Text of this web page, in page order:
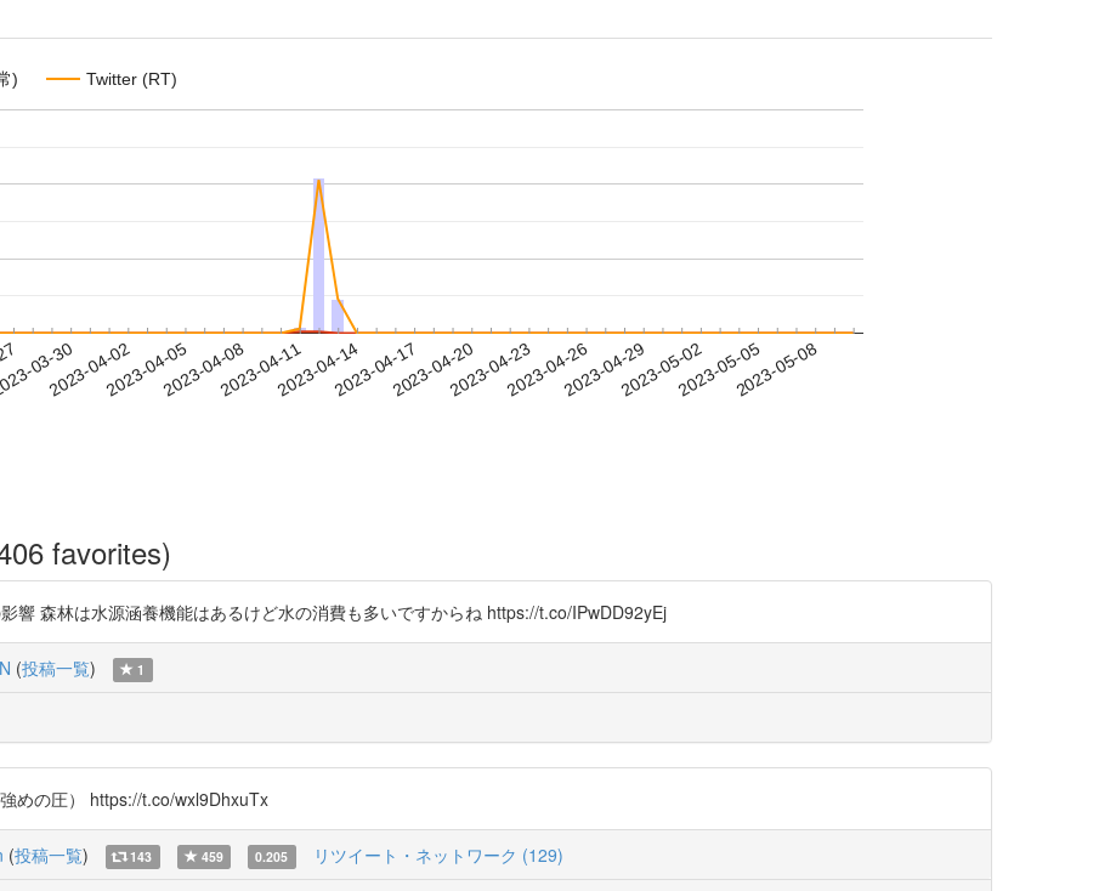
) Twitter (RT)
03-30
2023-04-022023-04-052023-04-082023-04-112023-04-142023-04-172023-04-202023-04-232023-04-262023-04-292023-05-022023-05-052023-05-08
favorites)
響 森林は水源涵養機能はあるけど水の消費も多いですからね https://t.co/IPwDD92yEj
(投稿一覧) 1
めの圧） https://t.co/wxl9DhxuTx
(投稿一覧) 143 459 0.205 リツイート・ネットワーク (129)